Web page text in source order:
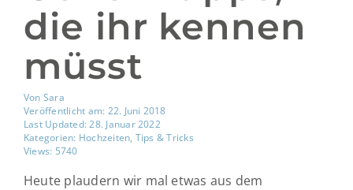
DRUCKSERVICE
die ihr kennen
müsst
Von Sara
Veröffentlicht am: 22. Juni 2018
Last Updated: 28. Januar 2022
Kategorien: Hochzeiten, Tips & Tricks
Views: 5740
Heute plaudern wir mal etwas aus dem